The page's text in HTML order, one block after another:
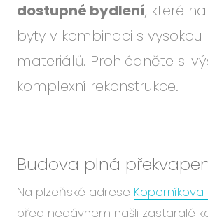
dostupné bydlení, které
byty v kombinaci s vysokou
materiálů. Prohlédněte si
komplexní rekonstrukce.
Budova plná
Na plzeňské adrese Koperníkova
před nedávnem našli zastaralé